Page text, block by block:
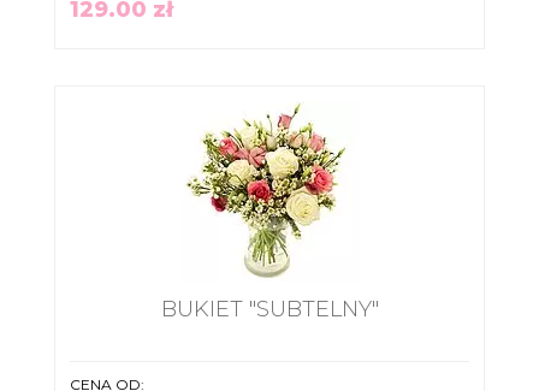
129.00 zł
BUKIET "SUBTELNY"
CENA OD: